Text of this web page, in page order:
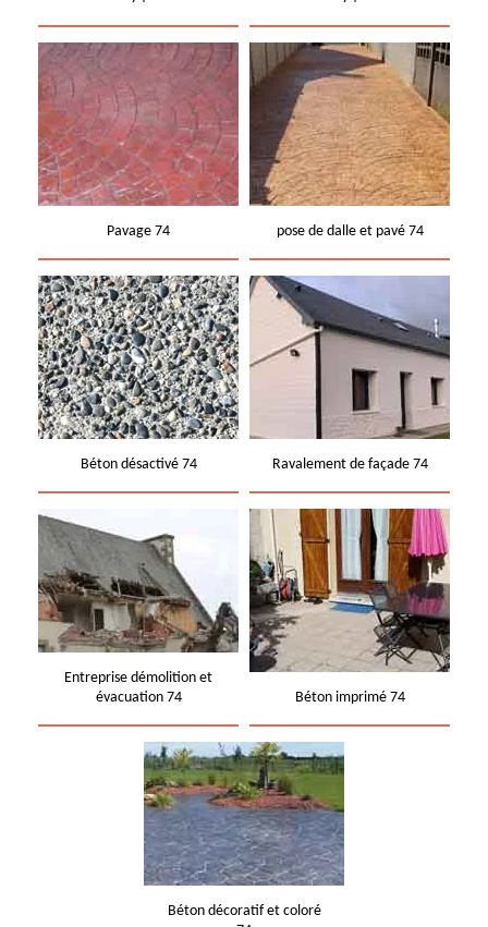
Pavage 74 pose de dalle et pavé 74
Béton désactivé 74 Ravalement de façade 74
Entreprise démolition et
évacuation 74
Béton imprimé 74
Béton décoratif et coloré